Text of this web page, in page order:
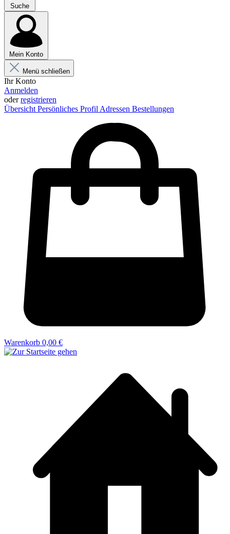
Suche
Mein Konto
Menü schließen
Ihr Konto
Anmelden
oderregistrieren
Übersicht Persönliches Profil Adressen Bestellungen
Warenkorb 0,00 €